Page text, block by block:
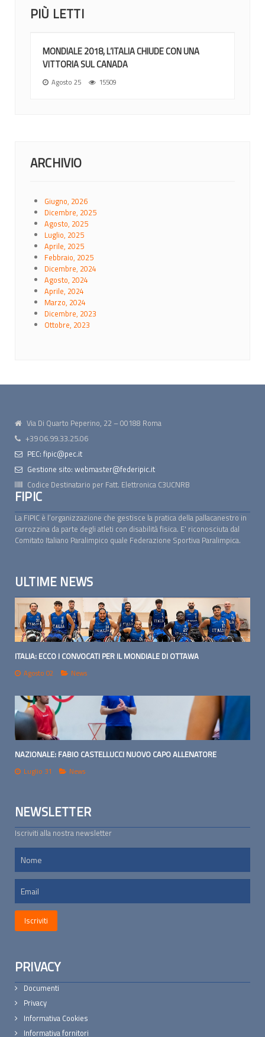
PIÙ LETTI
MONDIALE 2018, L’ITALIA CHIUDE CON UNA
VITTORIA SUL CANADA
Agosto 25 15509
ARCHIVIO
Giugno, 2026
Dicembre, 2025
Agosto, 2025
Luglio, 2025
Aprile, 2025
Febbraio, 2025
Dicembre, 2024
Agosto, 2024
Aprile, 2024
Marzo, 2024
Dicembre, 2023
Ottobre, 2023
Via Di Quarto Peperino, 22 – 00188 Roma
+39 06.99.33.25.06
PEC: fipic@pec.it
Gestione sito: webmaster@federipic.it
Codice Destinatario per Fatt. Elettronica C3UCNRB
FIPIC
La FIPIC è l’organizzazione che gestisce la pratica della pallacanestro in
carrozzina da parte degli atleti con disabilità fisica. E' riconosciuta dal
Comitato Italiano Paralimpico quale Federazione Sportiva Paralimpica.
ULTIME NEWS
ITALIA: ECCO I CONVOCATI PER IL MONDIALE DI OTTAWA
Agosto 02 News
NAZIONALE: FABIO CASTELLUCCI NUOVO CAPO ALLENATORE
Luglio 31 News
NEWSLETTER
Iscriviti alla nostra newsletter
PRIVACY
Documenti
Privacy
Informativa Cookies
Informativa fornitori